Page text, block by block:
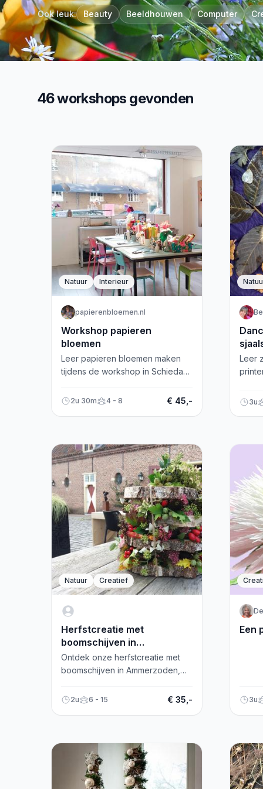
Ook leuk: Beauty Beeldhouwen Computer
46 workshops gevonden
Natuur Interieur
papierenbloemen.nl
Workshop papieren
bloemen
Leer papieren bloemen maken
tijdens de workshop in Schiedam.
je eigen prachtige bloemen.
2u 30m 4 - 8 € 45,-
Leer
3u
Natuur Creatief
Herfstcreatie met
boomschijven in
ammerzoden, gelderland
Ontdek onze herfstcreatie met
boomschijven in Ammerzoden,
maak een prachtige, kleurige
2u 6 - 15 € 35,-
Een
3u